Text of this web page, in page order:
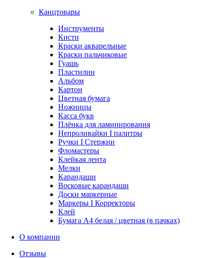
Канцтовары
Инструменты
Кисти
Краски акварельные
Краски пальчиковые
Гуашь
Пластилин
Альбом
Картон
Цветная бумага
Ножницы
Касса букв
Плёнка для ламинирования
Непроливайки I палитры
Ручки I Стержни
Фломастеры
Клейкая лента
Мелки
Карандаши
Восковые карандаши
Доски маркерные
Маркеры I Корректоры
Клей
Бумага А4 белая / цветная (в пачках)
О компании
Отзывы